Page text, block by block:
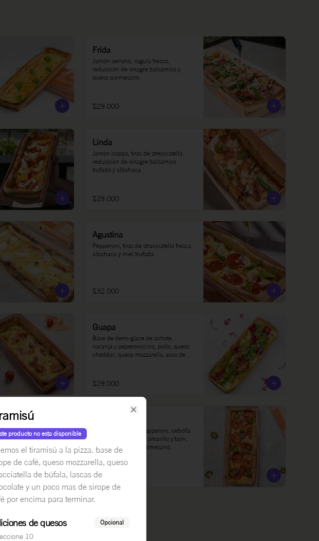
Frida
Jamón serrano, rúgula fresca,
reducción de vinagre balsámico y
queso parmesano.
$29.000
Linda
Jamón coppa, tiras de strecciatella,
reducción de vinagre balsámico
trufado y albahaca.
$29.000
Agustina
Pepperoni, tiras de stracciatella fresca,
albahaca y miel trufada.
$32.000
Guapa
Base de demi-glace de achote,
naranja y peperonccino, pollo, queso
cheddar, queso mozzarella, pico de
$29.000
Queso mozzarella, pepperoni, cebolla
caramelizada con ají amarillo y tajín,
jalapeños y queso parmesano.
$30.000
producto no esta disponible
el tiramisú a la pizza. base de
de café, queso mozzarella, queso
de búfala, lascas de
y un poco mas de sirope de
por encima para terminar.
de quesos Opcional
10